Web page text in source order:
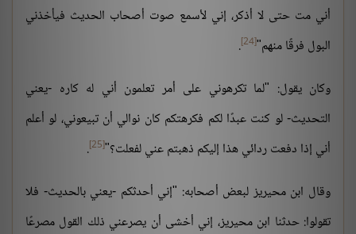
أني مت حتى لا أذكر، إني لأسمع صوت أصحاب الحديث فيأخذني
البول فرقًا منهم"[24]
.
وكان يقول: "لما تكرهوني على أمر تعلمون أني له كاره -يعني
التحديث- لو كنت عبدًا لكم فكرهتكم كان نوالي أن تبيعوني، لو أعلم
أني إذا دفعت ردائي هذا إليكم ذهبتم عني لفعلت؟"[25]
.
وقال ابن محيريز لبعض أصحابه: "إني أحدثكم -يعني بالحديث- فلا
تقولوا: حدثنا ابن محيريز، إني أخشى أن يصرعني ذلك القول مصرعًا